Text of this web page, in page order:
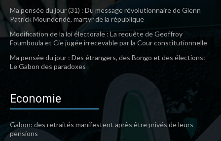
Ma pensée du jour (31) : Du message révolutionnaire de Glenn
Patrick Moundendé, martyr de la république
Modification de la loi électorale : La requête de Geoffroy
Foumboula et Cie jugée irrecevable par la Cour constitutionnelle
Ma pensée du jour : Des étrangers, des Bongo et des élections:
Le Gabon des paradoxes
Economie
Gabon: des retraités manifestent après être privés de leurs
pensions